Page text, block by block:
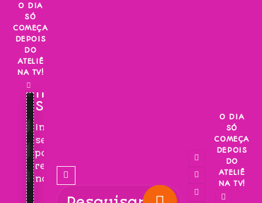
Skip
content
O DIA
SÓ
COMEÇA
DEPOIS
DO
ATELIÊ
NA TV!
INSCREVA-
SE!
Inscreva-
se
para
receber
novidades!
O DIA
SÓ
COMEÇA
DEPOIS
DO
ATELIÊ
NA TV!